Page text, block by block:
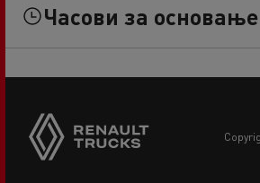
Часови за основање